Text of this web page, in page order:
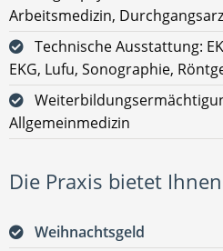
Arbeitsmedizin,
Technische Ausstattung:
EKG, Lufu, Sonographie,
Allgemeinmedizin
Die Praxis bietet
Weihnachtsgeld